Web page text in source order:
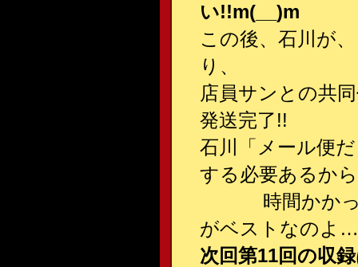
い!!m(__)m
この後、石川が
り、
店員サンとの共
発送完了!!
石川「メール便
する必要あるか
時間かかって
がベストなのよ
次回第11回の収録